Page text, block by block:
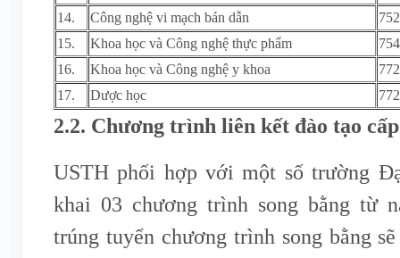
14.
Công nghệ vi mạch bán dẫn
15.
Khoa học và Công nghệ thực phẩm
16.
Khoa học và Công nghệ y khoa
17.
Dược học
2.2. Chương trình liên kết đào tạo
USTH phối hợp với một số trường
khai 03 chương trình song bằng từ
trúng tuyển chương trình song bằng